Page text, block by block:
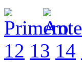
12 13 14